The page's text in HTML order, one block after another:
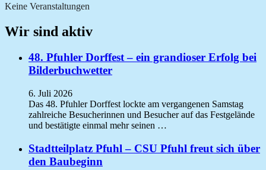
Keine Veranstaltungen
Wir sind aktiv
48. Pfuhler Dorffest – ein grandioser Erfolg bei
Bilderbuchwetter
6. Juli 2026
Das 48. Pfuhler Dorffest lockte am vergangenen Samstag
zahlreiche Besucherinnen und Besucher auf das Festgelände
und bestätigte einmal mehr seinen …
Stadtteilplatz Pfuhl – CSU Pfuhl freut sich über
den Baubeginn